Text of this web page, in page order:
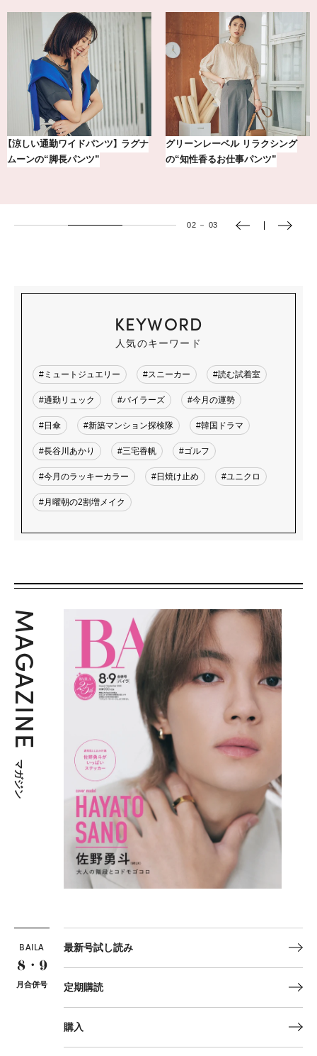
【銀座かねまつ】おしゃれ＆快適な
黒スニーカー4選
冷凍宅配食【nosh-ナッシュ】で叶
える、がんばる私の「がん…
03 － 03
KEYWORD
人気のキーワード
#ミュートジュエリー #スニーカー #読む試着室
#通勤リュック #バイラーズ #今月の運勢
#日傘 #新築マンション探検隊 #韓国ドラマ
#長谷川あかり #三宅香帆 #ゴルフ
#今月のラッキーカラー #日焼け止め #ユニクロ
#月曜朝の2割増メイク
MAGAZINE
マガジン
BAILA
8・9
月合併号
最新号試し読み
定期購読
購入